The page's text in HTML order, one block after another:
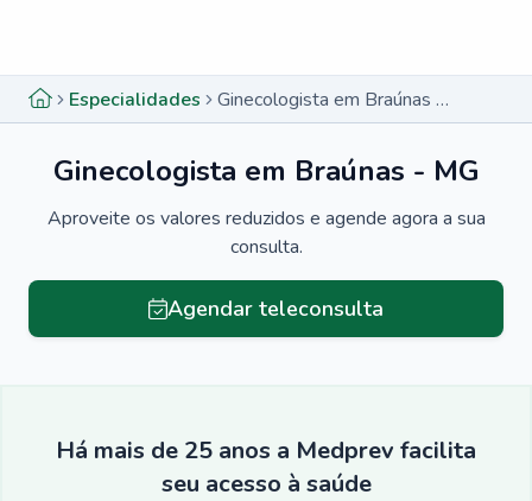
Especialidades Ginecologista em Braúnas - MG
Ginecologista em Braúnas - MG
Aproveite os valores reduzidos e agende agora a sua
consulta.
Agendar teleconsulta
Há mais de 25 anos a Medprev facilita
seu acesso à saúde